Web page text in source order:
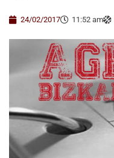
24/02/2017 11:52 am